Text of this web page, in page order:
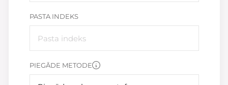
PASTA INDEKS
PIEGĀDE METODE